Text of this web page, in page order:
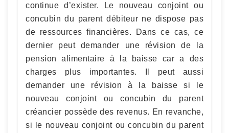
continue d’exister. Le nouveau conjoint ou
concubin du parent débiteur ne dispose pas
de ressources financières. Dans ce cas, ce
dernier peut demander une révision de la
pension alimentaire à la baisse car a des
charges plus importantes. Il peut aussi
demander une révision à la baisse si le
nouveau conjoint ou concubin du parent
créancier possède des revenus. En revanche,
si le nouveau conjoint ou concubin du parent